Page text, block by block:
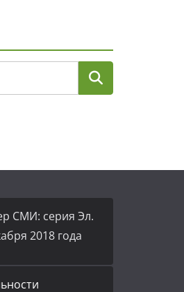
СМИ: серия Эл.
2018 года